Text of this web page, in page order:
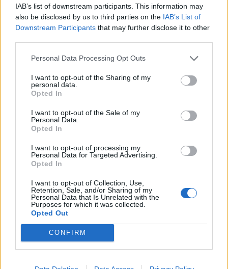
IAB’s list of downstream participants. This information may
also be disclosed by us to third parties on the IAB’s List of
Downstream Participants that may further disclose it to other
Personal Data Processing Opt Outs
I want to opt-out of the Sharing of my
personal data.
Opted In
I want to opt-out of the Sale of my
Personal Data.
Opted In
I want to opt-out of processing my
Personal Data for Targeted Advertising.
Opted In
I want to opt-out of Collection, Use,
Retention, Sale, and/or Sharing of my
Personal Data that Is Unrelated with the
Purposes for which it was collected.
Opted Out
CONFIRM
2026. február 13., péntek
Bolojan a technikai recesszióról: ez
a szilárdabb és versenyképesebb
gazdaság felépítésének